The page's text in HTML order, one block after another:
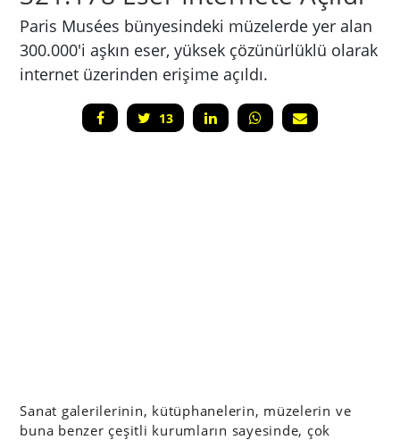
Paris Musées bünyesindeki müzelerde yer alan
300.000'i aşkın eser, yüksek çözünürlüklü olarak
internet üzerinden erişime açıldı.
13
Sanat galerilerinin, kütüphanelerin, müzelerin ve
buna benzer çeşitli kurumların sayesinde, çok